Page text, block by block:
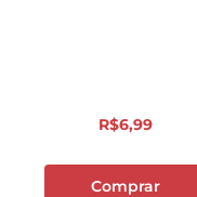
R$6,99
Comprar